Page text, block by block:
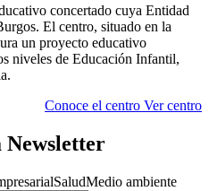
concertado cuya Entidad
El centro, situado en la
un proyecto educativo
niveles de Educación Infantil,
Conoce el centro Ver centro
Newsletter
SaludMedio ambiente